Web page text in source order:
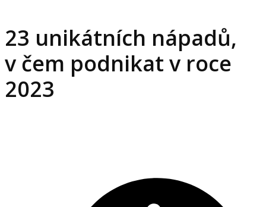
23 unikátních nápadů,
v čem podnikat v roce
2023